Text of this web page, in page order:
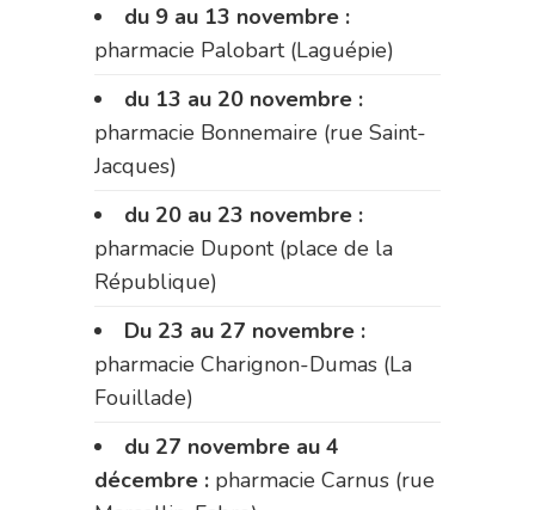
du 9 au 13 novembre :
pharmacie Palobart (Laguépie)
du 13 au 20 novembre :
pharmacie Bonnemaire (rue Saint-
Jacques)
du 20 au 23 novembre :
pharmacie Dupont (place de la
République)
Du 23 au 27 novembre :
pharmacie Charignon-Dumas (La
Fouillade)
du 27 novembre au 4
décembre : pharmacie Carnus (rue